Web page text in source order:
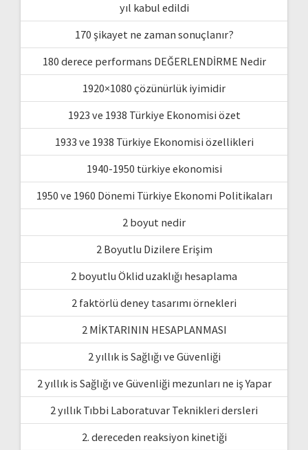
yıl kabul edildi
170 şikayet ne zaman sonuçlanır?
180 derece performans DEĞERLENDİRME Nedir
1920×1080 çözünürlük iyimidir
1923 ve 1938 Türkiye Ekonomisi özet
1933 ve 1938 Türkiye Ekonomisi özellikleri
1940-1950 türkiye ekonomisi
1950 ve 1960 Dönemi Türkiye Ekonomi Politikaları
2 boyut nedir
2 Boyutlu Dizilere Erişim
2 boyutlu Öklid uzaklığı hesaplama
2 faktörlü deney tasarımı örnekleri
2 MİKTARININ HESAPLANMASI
2 yıllık is Sağlığı ve Güvenliği
2 yıllık is Sağlığı ve Güvenliği mezunları ne iş Yapar
2 yıllık Tıbbi Laboratuvar Teknikleri dersleri
2. dereceden reaksiyon kinetiği